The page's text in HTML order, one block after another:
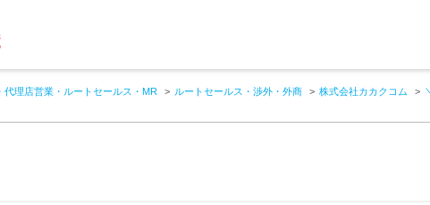
代理店営業・ルートセールス・MR ルートセールス・渉外・外商 株式会社カカクコム